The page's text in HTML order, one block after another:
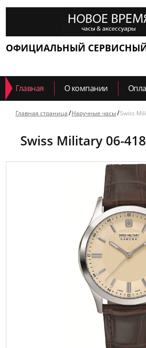
ОФИЦИАЛЬНЫЙ СЕРВИСНЫЙ
Главная О компании
Главная страница Наручные часы Swiss
Swiss Military 06-